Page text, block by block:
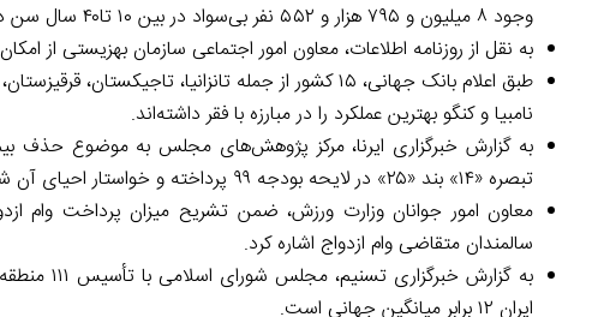
وجود ۸ میلیون و ۷۹۵ هزار و ۵۵۲ نفر بی‌سواد در بین ۱۰ تا۴۰ سال سن در کشور است.
به نقل از روزنامه اطلاعات، معاون امور اجتماعی سازمان بهزیستی از
طبق اعلام بانک جهانی، ۱۵ کشور از جمله تانزانیا،
نامبیا و کنگو بهترین عملکرد را در مبارزه با فقر داشته‌اند.
به گزارش خبرگزاری ایرنا، مرکز پژوهش‌های مجلس به موضوع حذف
تبصره «۱۴» بند «۲۵» در لایحه بودجه ۹۹ پرداخته و خواستار احیای آن شده است.
سالمندان متقاضی وام ازدواج اشاره کرد.
به
ایران ۱۲ برابر میانگین جهانی است.